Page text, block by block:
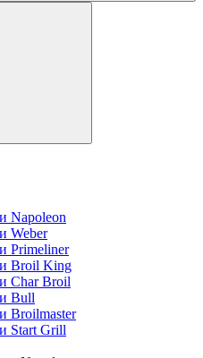
Napoleon
Weber
Primeliner
Broil King
Char Broil
Bull
Broilmaster
Start Grill